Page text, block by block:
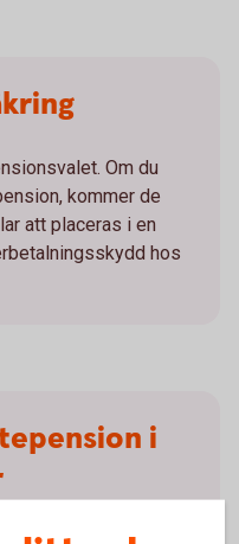
Om du
kommer de
att placeras i en
hos
i